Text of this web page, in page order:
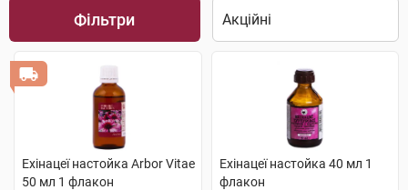
Фільтри
Ехінацеї настойка Arbor Vitae
50 мл 1 флакон
Ехінацеї настойка 40 мл 1
флакон